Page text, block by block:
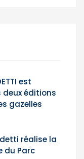
est
éditions
gazelles
réalise la
du Parc